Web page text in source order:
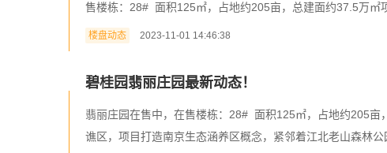
售楼栋：28# 面积125㎡，占地约205亩，总建面约37.5万㎡
楼盘动态 2023-11-01 14:46:38
碧桂园翡丽庄园最新动态！
翡丽庄园在售中，在售楼栋：28# 面积125㎡，占地约205
谯区，项目打造南京生态涵养区概念，紧邻着江北老山森林公